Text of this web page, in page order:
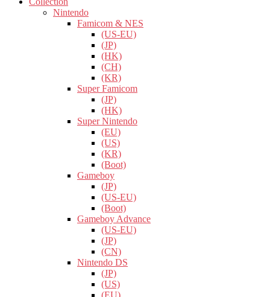
Nintendo
Famicom & NES
(US-EU)
(JP)
(HK)
(CH)
(KR)
Super Famicom
(JP)
(HK)
Super Nintendo
(EU)
(US)
(KR)
(Boot)
Gameboy
(JP)
(US-EU)
(Boot)
Gameboy Advance
(US-EU)
(JP)
(CN)
Nintendo DS
(JP)
(US)